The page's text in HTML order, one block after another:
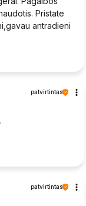
Pristate
antradieni
patvirtintas
patvirtintas